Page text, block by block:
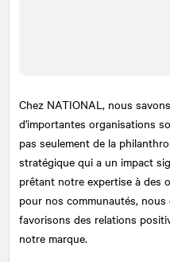
Chez NATIONAL , nous
d'importantes organisations
pas seulement de la
stratégique qui a un impact
prêtant notre expertise à des
pour nos communautés,
favorisons des relations
notre marque.